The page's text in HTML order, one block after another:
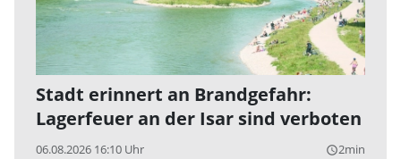
Stadt erinnert an Brandgefahr:
Lagerfeuer an der Isar sind verboten
06.08.2026 16:10 Uhr query_builder2min